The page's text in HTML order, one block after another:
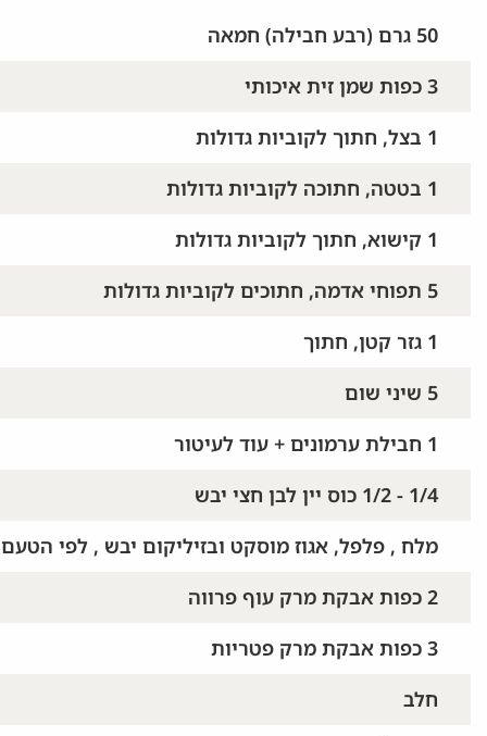
50 גרם (רבע חבילה) חמאה
3 כפות שמן זית איכותי
1 בצל, חתוך לקוביות גדולות
1 בטטה, חתוכה לקוביות גדולות
1 קישוא, חתוך לקוביות גדולות
5 תפוחי אדמה, חתוכים לקוביות גדולות
1 גזר קטן, חתוך
5 שיני שום
1 חבילת ערמונים + עוד לעיטור
1/4 - 1/2 כוס יין לבן חצי יבש
מלח , פלפל, אגוז מוסקט ובזיליקום יבש , לפי הטעם
2 כפות אבקת מרק עוף פרווה
3 כפות אבקת מרק פטריות
חלב